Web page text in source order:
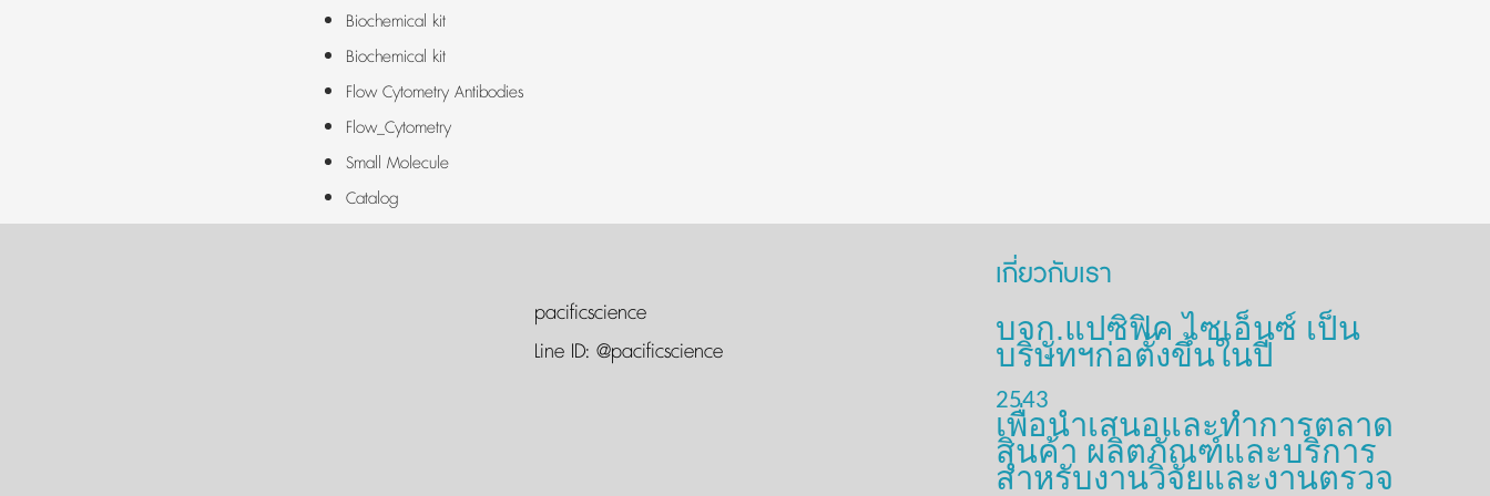
Biochemical kit
Biochemical kit
Flow Cytometry Antibodies
Flow_Cytometry
Small Molecule
Catalog
pacificscience
Line ID: @pacificscience
เกี่ยวกับเรา
บจก.แปซิฟิค ไซเอ็นซ์ เป็น
บริษัทฯก่อตั้งขึ้นในปี
2543
เพื่อนำเสนอและทำการตลาด
สินค้า ผลิตภัณฑ์และบริการ
สำหรับงานวิจัยและงานตรวจ